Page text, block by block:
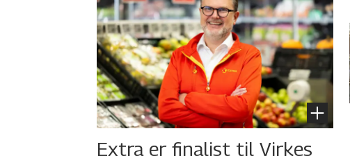
Extra er finalist til Virkes